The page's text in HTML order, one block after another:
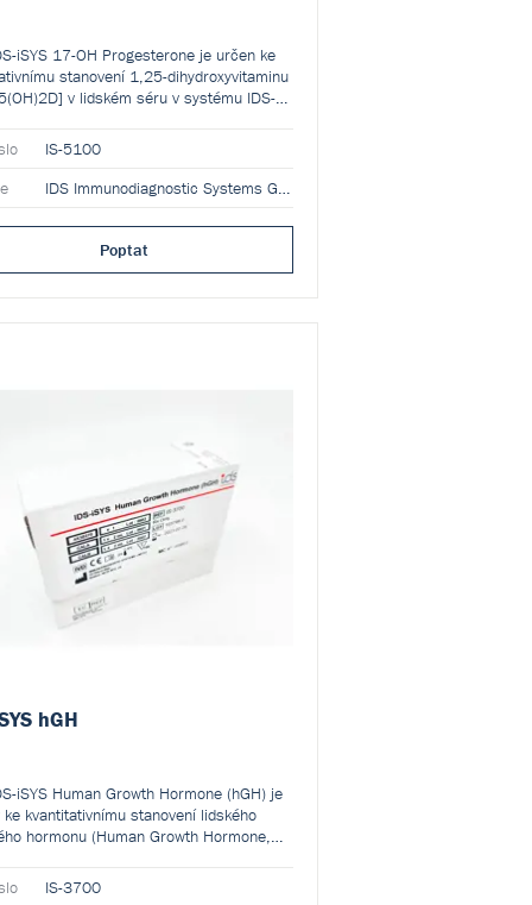
iSYS 17-OH Progesterone je určen ke
stanovení 1,25-dihydroxyvitaminu
v lidském séru v systému IDS-
IS-5100
IDS Immunodiagnostic Systems GmbH
Poptat
hGH
iSYS Human Growth Hormone (hGH) je
ke kvantitativnímu stanovení lidského
hormonu (Human Growth Hormone,
IDS-iSYS Multi-Discipline
System. Výsledky mají používat lékaři
IS-3700